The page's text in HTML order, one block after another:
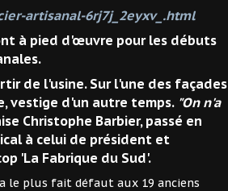
artisanal-6rj7j_2eyxv_.html
à pied d'œuvre pour les débuts
de l'usine. Sur l'une des façades
vestige d'un autre temps. "On n'a
Christophe Barbier, passé en
à celui de président et
'La Fabrique du Sud'.
le plus fait défaut aux 19 anciens